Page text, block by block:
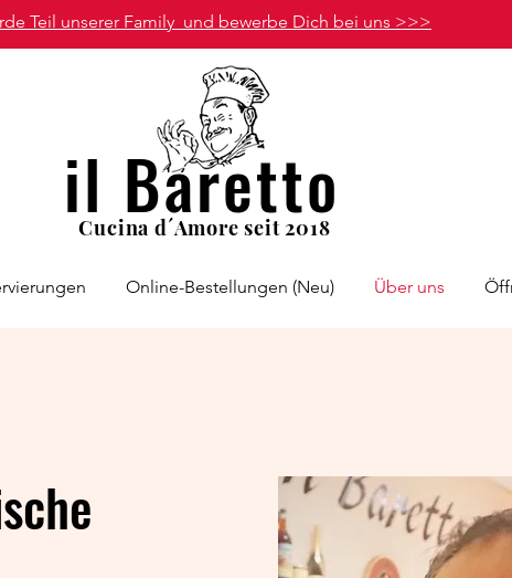
Teil unserer Family und bewerbe Dich bei uns >>>
il Baretto
Cucina d´Amore seit 2018
Online-Bestellungen (Neu) Über uns